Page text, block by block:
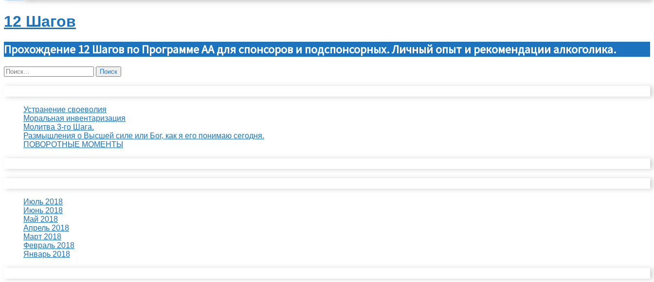
12 Шагов
Прохождение 12 Шагов по Программе АА для спонсоров и подспонсорных. Личный опыт и рекомендации алкоголика.
Найти:
Устранение своеволия
Моральная инвентаризация
Молитва 3-го Шага.
Размышления о Высшей силе или Бог, как я его понимаю сегодня.
ПОВОРОТНЫЕ МОМЕНТЫ
Июль 2018
Июнь 2018
Май 2018
Апрель 2018
Март 2018
Февраль 2018
Январь 2018